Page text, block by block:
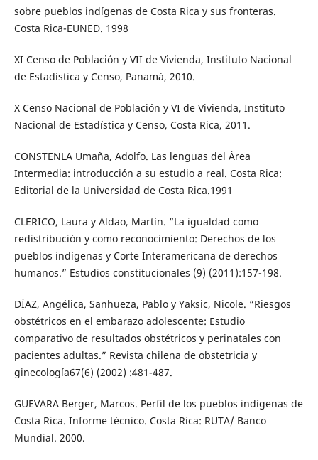
sobre pueblos indígenas de Costa Rica y sus fronteras.
Costa Rica-EUNED. 1998
XI Censo de Población y VII de Vivienda, Instituto Nacional
de Estadística y Censo, Panamá, 2010.
X Censo Nacional de Población y VI de Vivienda, Instituto
Nacional de Estadística y Censo, Costa Rica, 2011.
CONSTENLA Umaña, Adolfo. Las lenguas del Área
Intermedia: introducción a su estudio a real. Costa Rica:
Editorial de la Universidad de Costa Rica.1991
CLERICO, Laura y Aldao, Martín. “La igualdad como
redistribución y como reconocimiento: Derechos de los
pueblos indígenas y Corte Interamericana de derechos
humanos.” Estudios constitucionales (9) (2011):157-198.
DÍAZ, Angélica, Sanhueza, Pablo y Yaksic, Nicole. “Riesgos
obstétricos en el embarazo adolescente: Estudio
comparativo de resultados obstétricos y perinatales con
pacientes adultas.” Revista chilena de obstetricia y
ginecología67(6) (2002) :481-487.
GUEVARA Berger, Marcos. Perfil de los pueblos indígenas de
Costa Rica. Informe técnico. Costa Rica: RUTA/ Banco
Mundial. 2000.